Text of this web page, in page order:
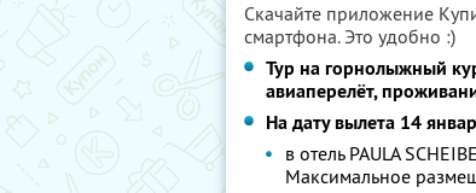
Скачайте приложение
смартфона. Это удобно :)
Тур на горнолыжный
авиаперелёт,
На дату вылета 14
в отель PAULA
Максимальное